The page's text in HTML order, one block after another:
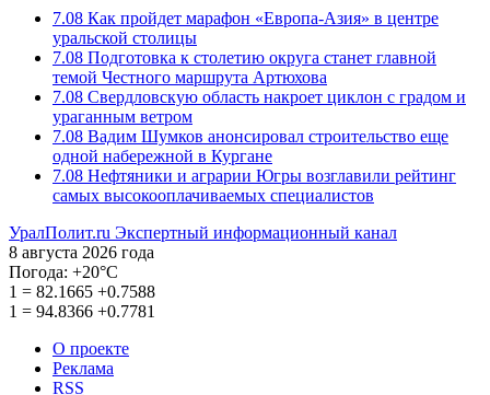
7.08 Как пройдет марафон «Европа-Азия» в центре
уральской столицы
7.08 Подготовка к столетию округа станет главной
темой Честного маршрута Артюхова
7.08 Свердловскую область накроет циклон с градом и
ураганным ветром
7.08 Вадим Шумков анонсировал строительство еще
одной набережной в Кургане
7.08 Нефтяники и аграрии Югры возглавили рейтинг
самых высокооплачиваемых специалистов
УралПолит.ru Экспертный информационный канал
8 августа 2026 года
Погода: +20°С
1 = 82.1665 +0.7588
1 = 94.8366 +0.7781
О проекте
Реклама
RSS